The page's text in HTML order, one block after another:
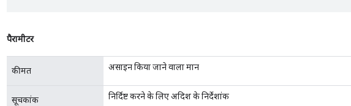
पैरामीटर
कीमत असाइन किया जाने वाला मान
सूचकांक निर्दिष्ट करने के लिए अदिश के निर्देशांक